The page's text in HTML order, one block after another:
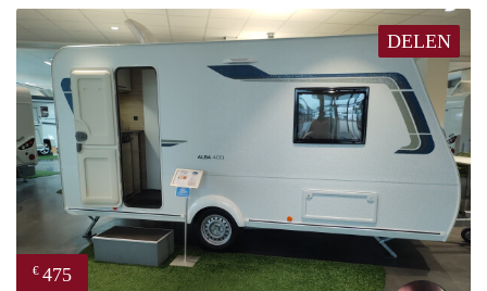
DELEN
€ 475